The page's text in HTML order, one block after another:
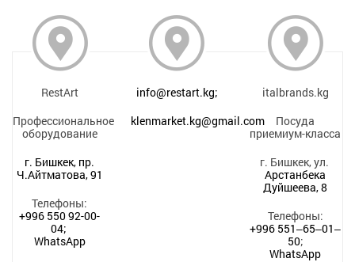
RestArt
Профессиональное
оборудование
г. Бишкек, пр.
Ч.Айтматова, 91
Телефоны:
+996 550 92-00-
04;
WhatsApp
info@restart.kg;
klenmarket.kg@gmail.com
italbrands.kg
Посуда
приемиум-класса
г. Бишкек, ул.
Арстанбека
Дуйшеева, 8
Телефоны:
+996 551‒65‒01‒
50;
WhatsApp